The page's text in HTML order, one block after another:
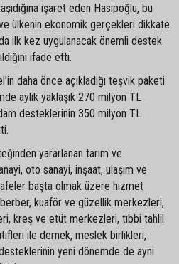
işaret eden Hasipoğlu, bu
ülkenin ekonomik gerçekleri dikkate
ilk kez uygulanacak önemli destek
ifade etti.
daha önce açıkladığı teşvik paketi
aylık yaklaşık 270 milyon TL
desteklerinin 350 milyon TL
yararlanan tarım ve
oto sanayi, inşaat, ulaşım ve
başta olmak üzere hizmet
kuaför ve güzellik merkezleri,
kreş ve etüt merkezleri, tıbbi tahlil
ile dernek, meslek birlikleri,
yeni dönemde de aynı